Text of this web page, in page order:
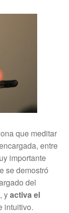
que meditar
entre
importante
se demostró
del
yactiva el
intuitivo.